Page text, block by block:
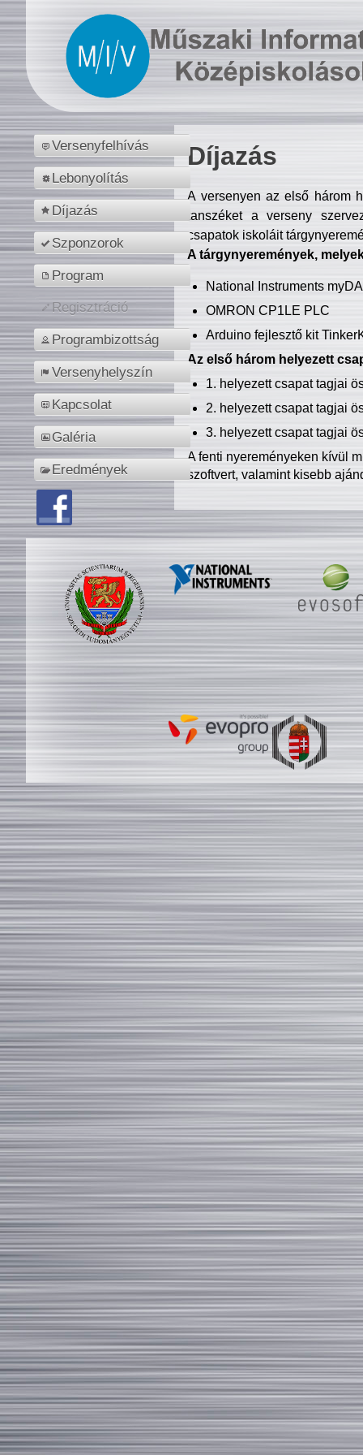
Versenyfelhívás
Lebonyolítás
Díjazás
Szponzorok
Program
Regisztráció
Programbizottság
Versenyhelyszín
Kapcsolat
Galéria
Eredmények
Díjazás
A versenyen az első három
tanszéket a verseny
csapatok iskoláit
A tárgynyeremények,
National Instruments
OMRON CP1LE PLC
Arduino fejlesztő kit
Az első három helyezett
1. helyezett csapat tagjai
2. helyezett csapat tagjai
3. helyezett csapat tagjai
A fenti nyereményeken kívül
szoftvert, valamint kisebb